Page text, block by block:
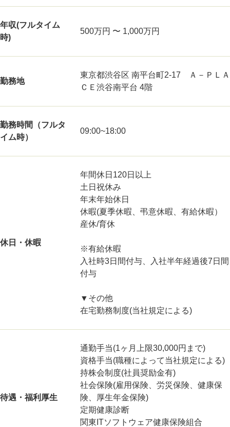
年収(フルタイム
時)
500万円 〜 1,000万円
勤務地
東京都渋谷区 南平台町2-17 Ａ－ＰＬＡ
ＣＥ渋谷南平台 4階
勤務時間（フルタ
イム時）
09:00~18:00
休日・休暇
年間休日120日以上
土日祝休み
年末年始休日
休暇(夏季休暇、弔意休暇、有給休暇）
産休/育休
※有給休暇
入社時3日間付与、入社半年経過後7日間
付与
▼その他
在宅勤務制度(当社規定による)
待遇・福利厚生
通勤手当(1ヶ月上限30,000円まで)
資格手当(職種によって当社規定による)
持株会制度(社員奨励金有)
社会保険(雇用保険、労災保険、健康保
険、厚生年金保険)
定期健康診断
関東ITソフトウェア健康保険組合